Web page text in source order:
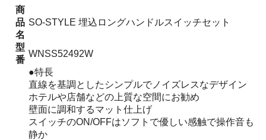
商
品
名
SO-STYLE 埋込ロングハンドルスイッチセット
型
番
WNSS52492W
●特長
直線を基調としたシンプルでノイズレスなデザイン
ホテルや店舗などの上質な空間にお勧め
壁面に調和するマット仕上げ
スイッチのON/OFFはソフトで優しい感触で操作音も
静か